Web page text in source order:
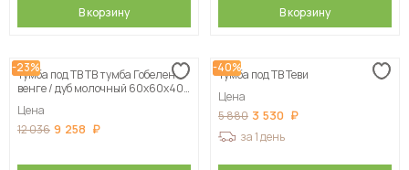
В корзину В корзину
-23%
Тумба под ТВ ТВ тумба Гобелен
венге / дуб молочный 60х60х40
Цена
12 036 9 258
-40%
Тумба под ТВ Теви
Цена
5 880 3 530
за 1 день